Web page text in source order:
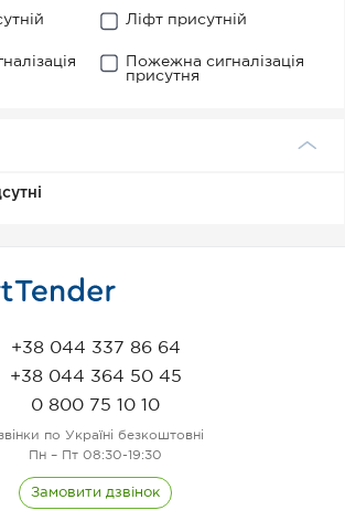
Ліфт присутній
Пожежна сигналізація
присутня
+38 044 337 86 64
+38 044 364 50 45
0 800 75 10 10
по Україні безкоштовні
Пн – Пт 08:30-19:30
Замовити дзвінок